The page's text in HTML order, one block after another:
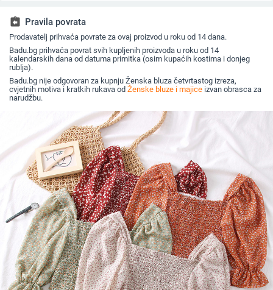
assignment_return Pravila povrata
Prodavatelj prihvaća povrate za ovaj proizvod u roku od 14 dana.
Badu.bg prihvaća povrat svih kupljenih proizvoda u roku od 14
kalendarskih dana od datuma primitka (osim kupaćih kostima i donjeg
rublja).
Badu.bg nije odgovoran za kupnju Ženska bluza četvrtastog izreza,
cvjetnih motiva i kratkih rukava od Ženske bluze i majice izvan obrasca za
narudžbu.